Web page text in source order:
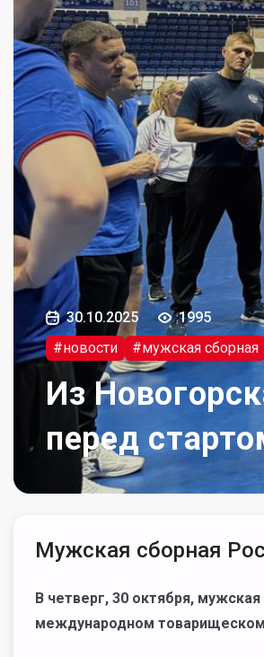
30.10.2025
1995
#новости
#мужская сборная
Из
перед
Мужская сборная
В четверг, 30 октября,
международном товарищеском